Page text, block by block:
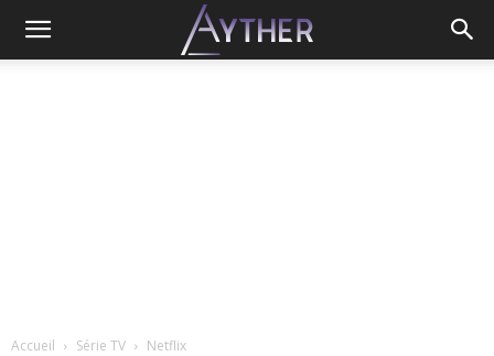
Accueil Série TV Netflix